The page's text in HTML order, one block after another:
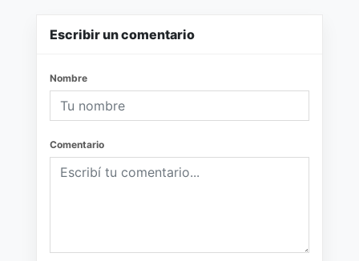
Escribir un comentario
Nombre
Comentario